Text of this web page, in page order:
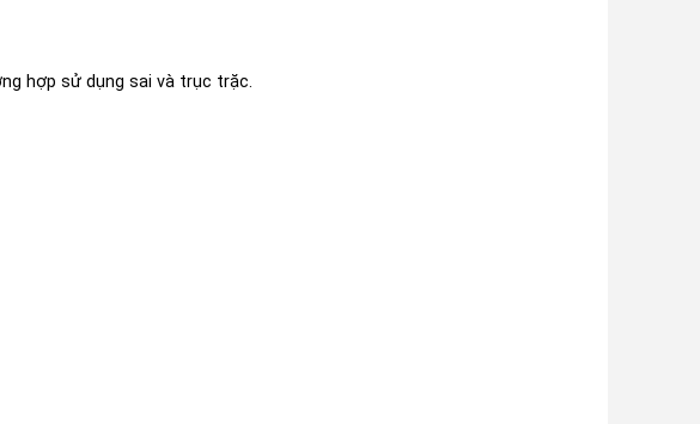
hợp sử dụng sai và trục trặc.